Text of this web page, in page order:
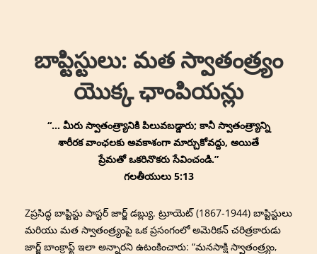
బాప్టిస్టులు: మత స్వాతంత్ర్యం
యొక్క ఛాంపియన్లు
“… మీరు స్వాతంత్ర్యానికి పిలువబడ్డారు; కానీ స్వాతంత్ర్యాన్ని
శారీరక వాంఛలకు అవకాశంగా మార్చుకోవద్దు, అయితే
ప్రేమతో ఒకరినొకరు సేవించండి.”
గలతీయులు 5:13
Zప్రసిద్ధ బాప్టిస్టు పాస్టర్ జార్జ్ డబ్ల్యు. ట్రూయెట్ (1867-1944) బాప్టిస్టులు
మరియు మత స్వాతంత్ర్యంపై ఒక ప్రసంగంలో అమెరికన్ చరిత్రకారుడు
జార్జ్ బాంక్రాఫ్ట్ ఇలా అన్నారని ఉటంకించారు: “మనసాక్షి స్వాతంత్ర్యం,